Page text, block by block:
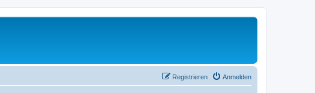
Anmelden
Registrieren